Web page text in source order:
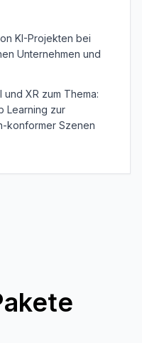
KI-Projekten bei
Unternehmen und
und XR zum Thema:
Learning zur
konformer Szenen